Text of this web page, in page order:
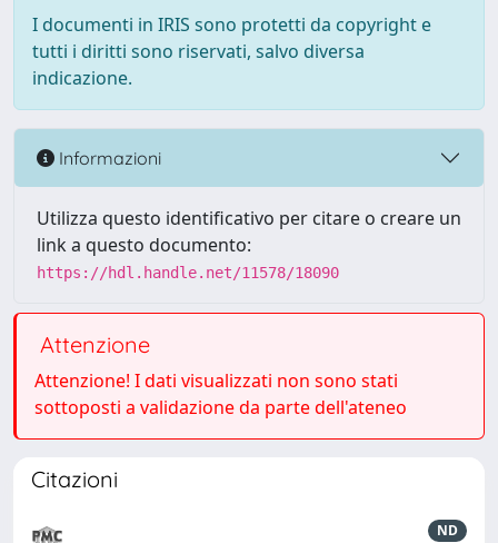
I documenti in IRIS sono protetti da copyright e
tutti i diritti sono riservati, salvo diversa
indicazione.
Informazioni
Utilizza questo identificativo per citare o creare un
link a questo documento:
https://hdl.handle.net/11578/18090
Attenzione
Attenzione! I dati visualizzati non sono stati
sottoposti a validazione da parte dell'ateneo
Citazioni
ND